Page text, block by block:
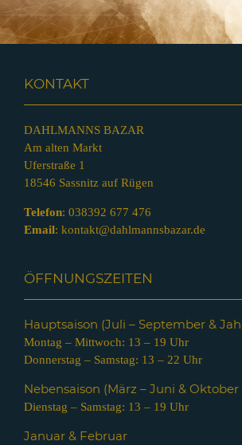
KONTAKT
DAHLMANNS BAZAR
Am alten Markt
Uferstraße 1
18546 Sassnitz auf Rügen
Telefon: 038392 677 476
Email: kontakt@dahlmannsbazar.de
ÖFFNUNGSZEITEN
Hauptsaison (Juli – September &
Montag – Mittwoch: 13 – 19 Uhr
Donnerstag – Samstag: 13 – 22 Uhr
Nebensaison (März – Juni &
Dienstag – Samstag: 13 – 19 Uhr
Januar & Februar